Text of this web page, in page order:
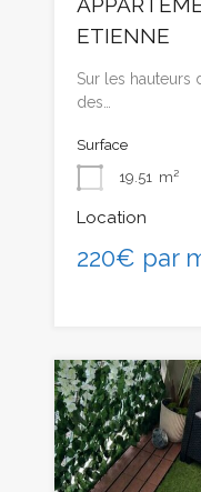
ETIENNE
Sur les hauteurs
des…
Surface
19.51 m²
Location
220€ par